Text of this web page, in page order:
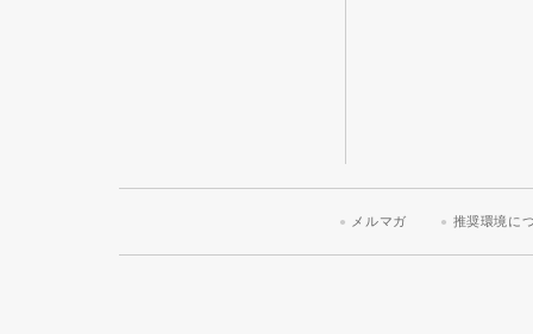
メルマガ 推奨環境に